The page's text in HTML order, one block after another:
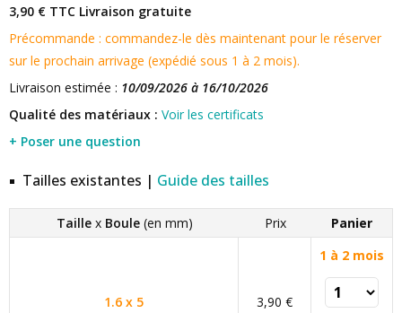
3,90 € TTC Livraison gratuite
Précommande : commandez-le dès maintenant pour le réserver
sur le prochain arrivage (expédié sous 1 à 2 mois).
Livraison estimée : 10/09/2026 à 16/10/2026
Qualité des matériaux : Voir les certificats
+ Poser une question
Tailles existantes | Guide des tailles
Taille x Boule (en mm) Prix Panier
1.6 x 5 3,90 €
1 à 2 mois